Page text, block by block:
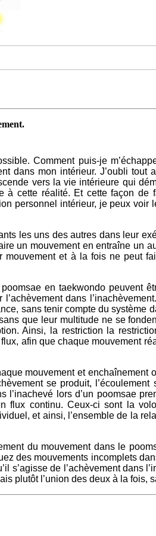
Comment puis-je
dans mon intérieur. J’oubli
vers la vie intérieure qui
à cette réalité. Et cette façon de
personnel intérieur, je peux
les uns des autres dans leur
un mouvement en entraîne un
et à la fois ne peut
en taekwondo peuvent
l’achèvement dans
sans tenir compte du
que leur multitude ne se
Ainsi, la restriction la
afin que chaque mouvement
mouvement et
se produit,
l’inachevé lors d’un poomsae
flux continu. Ceux-ci sont la
et ainsi, l’ensemble de la
du mouvement dans le
des mouvements incomplets
s’agisse de l’achèvement dans
plutôt l’union des deux à la fois,